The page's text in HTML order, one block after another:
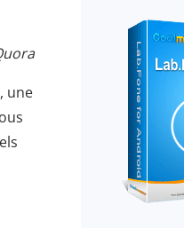
une